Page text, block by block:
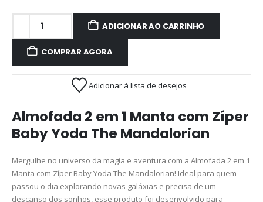
ADICIONAR AO CARRINHO
COMPRAR AGORA
Adicionar à lista de desejos
Almofada 2 em 1 Manta com Zíper
Baby Yoda The Mandalorian
Mergulhe no universo da magia e aventura com a Almofada 2 em 1
Manta com Zíper Baby Yoda The Mandalorian! Ideal para quem
passou o dia explorando novas galáxias e precisa de um
descanso dos sonhos, esse produto foi desenvolvido para